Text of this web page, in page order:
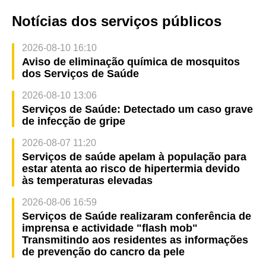
Notícias dos serviços públicos
2026-08-10 16:10
Aviso de eliminação química de mosquitos
dos Serviços de Saúde
2026-08-10 13:06
Serviços de Saúde: Detectado um caso grave
de infecção de gripe
2026-08-07 11:20
Serviços de saúde apelam à população para
estar atenta ao risco de hipertermia devido
às temperaturas elevadas
2026-08-06 16:59
Serviços de Saúde realizaram conferência de
imprensa e actividade "flash mob"
Transmitindo aos residentes as informações
de prevenção do cancro da pele